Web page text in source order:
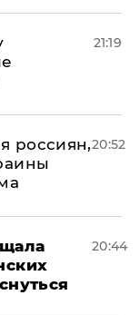
21:19
россиян,20:52
20:44